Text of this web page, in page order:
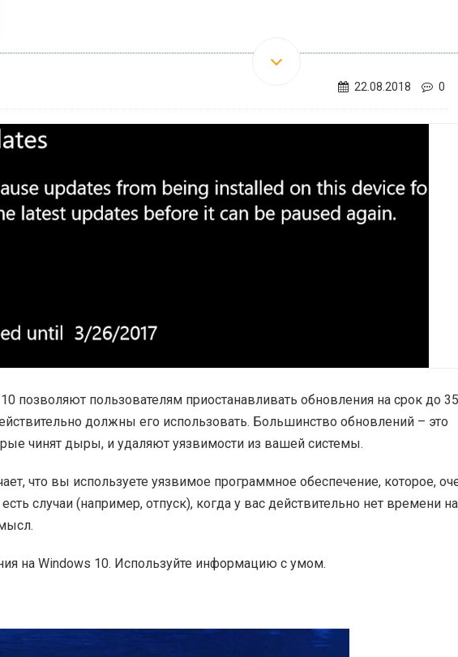
22.08.2018 0
позволяют пользователям приостанавливать обновления на срок до
должны его использовать. Большинство обновлений – это
чинят дыры, и удаляют уязвимости из вашей системы.
что вы используете уязвимое программное обеспечение, которое,
случаи (например, отпуск), когда у вас действительно нет времени на
на Windows 10. Используйте информацию с умом.